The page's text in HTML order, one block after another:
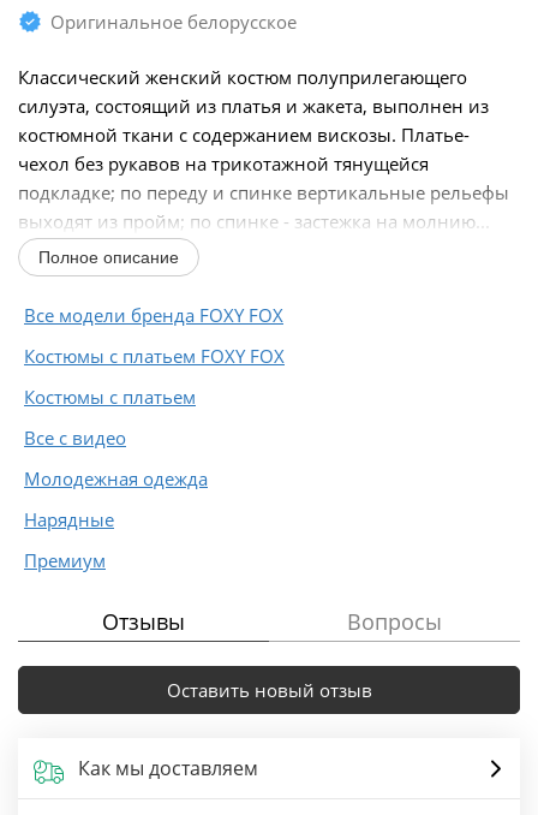
Оригинальное белорусское
Классический женский костюм полуприлегающего
силуэта, состоящий из платья и жакета, выполнен из
костюмной ткани с содержанием вискозы. Платье-
чехол без рукавов на трикотажной тянущейся
подкладке; по переду и спинке вертикальные рельефы
выходят из пройм; по спинке - застежка на молнию...
Полное описание
Все модели бренда FOXY FOX
Костюмы с платьем FOXY FOX
Костюмы с платьем
Все с видео
Молодежная одежда
Нарядные
Премиум
Отзывы Вопросы
Оставить новый отзыв
Как мы доставляем